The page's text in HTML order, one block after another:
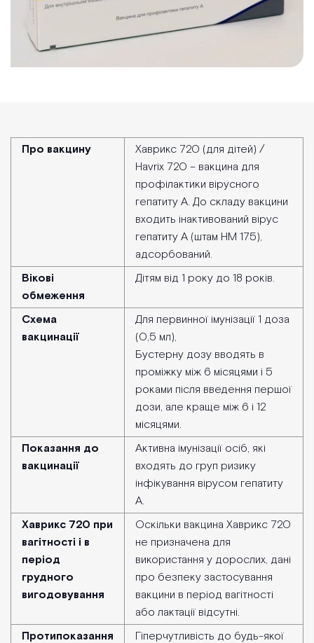
Про вакцину
Хаврикс 720 (для дітей) /
Havrix 720 – вакцина для
профілактики вірусного
гепатиту А. До складу вакцини
входить інактивований вірус
гепатиту А (штам НM 175),
адсорбований.
Вікові
обмеження
Дітям від 1 року до 18 років.
Схема
вакцинації
Для первинної імунізації 1 доза
(0,5 мл),
Бустерну дозу вводять в
проміжку між 6 місяцями і 5
роками після введення першої
дози, але краще між 6 і 12
місяцями.
Показання до
вакцинації
Активна імунізації осіб, які
входять до груп ризику
інфікування вірусом гепатиту
А.
Хаврикс 720 при
вагітності і в
період
грудного
вигодовування
Оскільки вакцина Хаврикс 720
не призначена для
використання у дорослих, дані
про безпеку застосування
вакцини в період вагітності
або лактації відсутні.
Протипоказання
Гіперчутливість до будь-якої